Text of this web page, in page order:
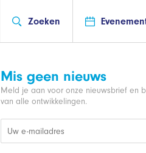
Zoeken
Mis geen nieuws
Meld je aan voor onze nieuwsbrief en
van alle ontwikkelingen.